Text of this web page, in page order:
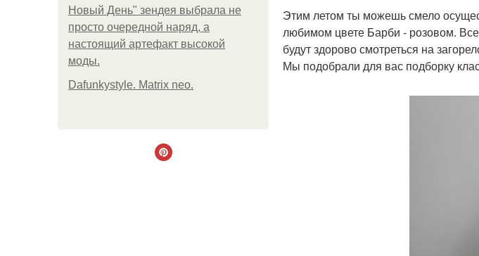
Новый День" зендея выбрала не
просто очередной наряд, а
настоящий артефакт высокой
моды.
Dafunkystyle. Matrix neo.
Этим летом ты можешь смело
любимом цвете Барби - розовом.
будут здорово смотреться на
Мы подобрали для вас подборку